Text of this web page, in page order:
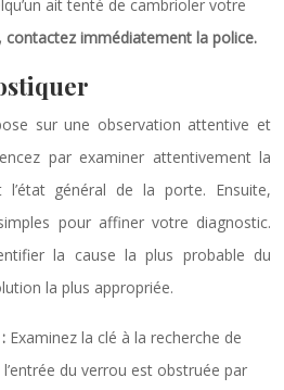
ait tenté de cambrioler votre
contactez immédiatement la police.
sur une observation attentive et
par examiner attentivement la
général de la porte. Ensuite,
pour affiner votre diagnostic.
la cause la plus probable du
la plus appropriée.
Examinez la clé à la recherche de
du verrou est obstruée par